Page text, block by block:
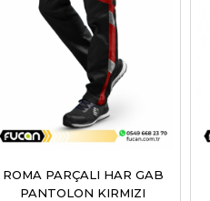
ROMA PARÇALI HAR GAB
PANTOLON KIRMIZI